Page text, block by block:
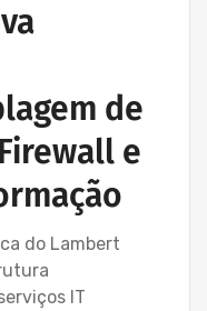
de
e
do Lambert
IT